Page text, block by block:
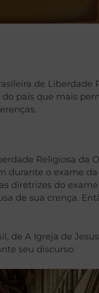
de
país que mais
Religiosa da
o exame
diretrizes do
de sua crença.
de A Igreja de
seu discurso: